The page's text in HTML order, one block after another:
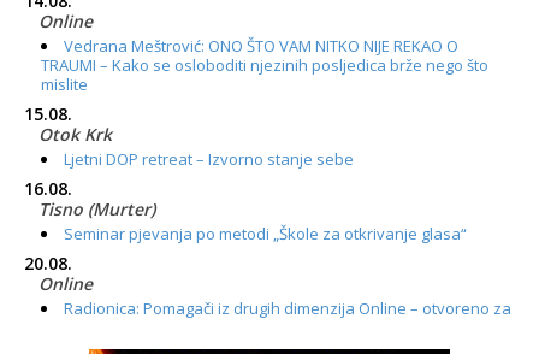
Online
Vedrana Meštrović: ONO ŠTO VAM NITKO NIJE REKAO O
TRAUMI – Kako se osloboditi njezinih posljedica brže nego što
mislite
15.08.
Otok Krk
Ljetni DOP retreat – Izvorno stanje sebe
16.08.
Tisno (Murter)
Seminar pjevanja po metodi „Škole za otkrivanje glasa“
20.08.
Online
Radionica: Pomagači iz drugih dimenzija Online – otvoreno za